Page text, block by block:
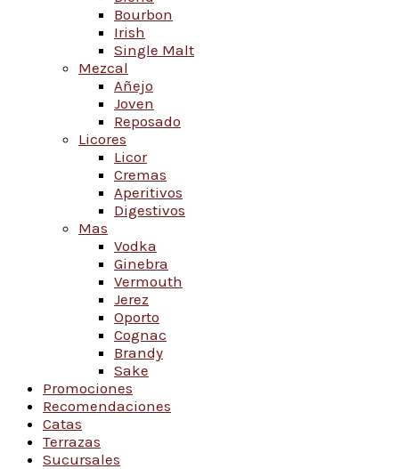
Bourbon
Irish
Single Malt
Mezcal
Añejo
Joven
Reposado
Licores
Licor
Cremas
Aperitivos
Digestivos
Mas
Vodka
Ginebra
Vermouth
Jerez
Oporto
Cognac
Brandy
Sake
Promociones
Recomendaciones
Catas
Terrazas
Sucursales